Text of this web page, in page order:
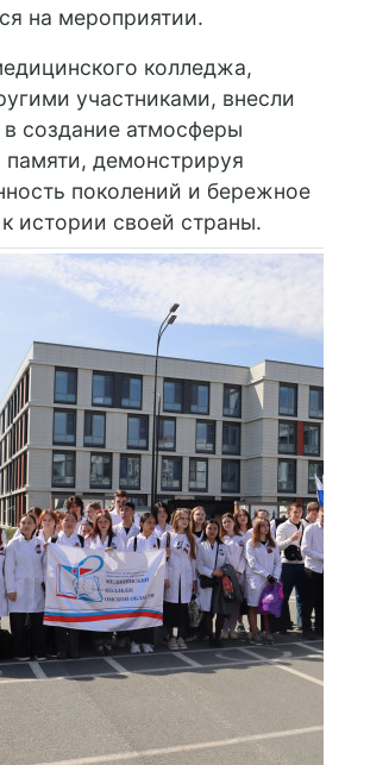
на мероприятии.
колледжа,
участниками, внесли
в создание атмосферы
памяти, демонстрируя
поколений и бережное
истории своей страны.